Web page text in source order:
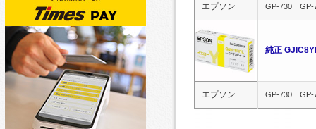
エプソン GP-730 GP-
純正
エプソン GP-730 GP-